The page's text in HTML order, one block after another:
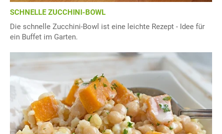
SCHNELLE ZUCCHINI-BOWL
Die schnelle Zucchini-Bowl ist eine leichte Rezept - Idee für
ein Buffet im Garten.